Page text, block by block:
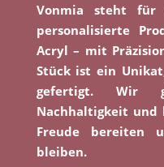
Vonmia steht für
personalisierte
Acryl – mit
Stück ist ein
gefertigt. Wir
Nachhaltigkeit und
Freude bereiten
bleiben.